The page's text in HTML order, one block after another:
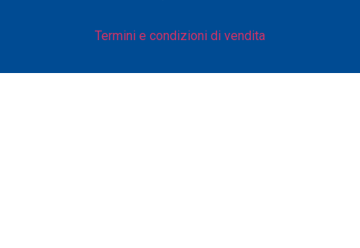
Termini e condizioni di vendita